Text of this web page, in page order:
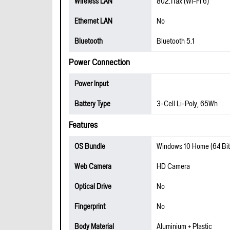
Ethernet LAN
No
Bluetooth
Bluetooth 5.1
Power Connection
Power Input
Battery Type
3-Cell Li-Poly, 65Wh
Features
OS Bundle
Windows 10 Home (64
Web Camera
HD Camera
Optical Drive
No
Fingerprint
No
Body Material
Aluminium + Plastic